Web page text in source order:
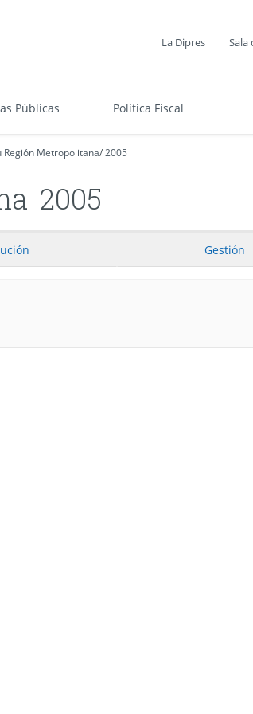
Públicas Política Fiscal
La Dipres Sala
Región Metropolitana/2005
2005
Gestión